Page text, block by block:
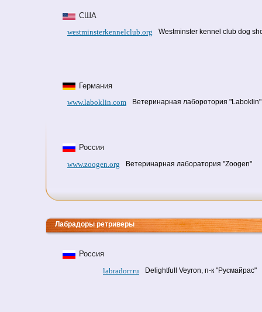
США
westminsterkennelclub.org
Westminster kennel club dog
Германия
www.laboklin.com
Ветеринарная лаборотория "Laboklin"
Россия
www.zoogen.org
Ветеринарная лаборатория "Zoogen"
Лабрадоры ретриверы
Россия
labradorr.ru
Delightfull Veyron, п-к "Русмайрас"